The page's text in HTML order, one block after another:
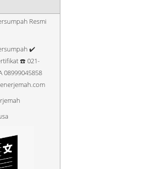
Resmi
✔️
☎️ 021-
08999045858